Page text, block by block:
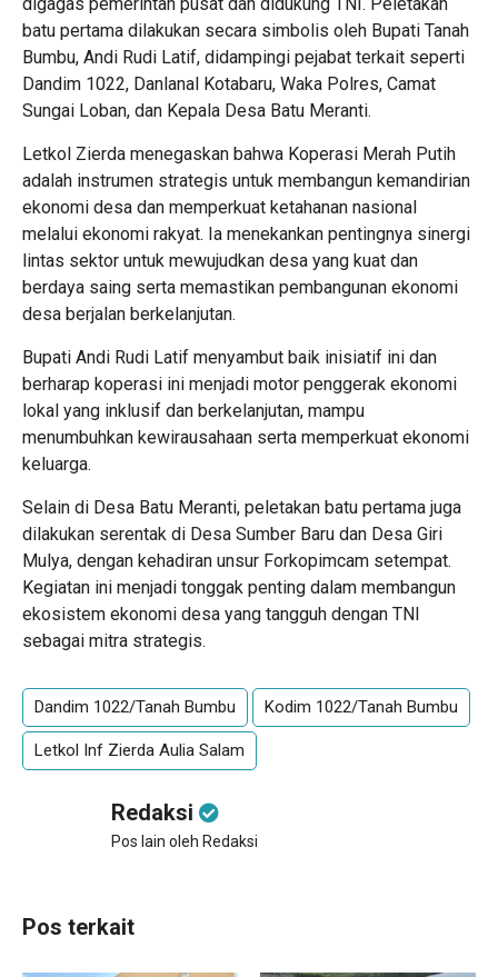
digagas pemerintah pusat dan didukung TNI. Peletakan
batu pertama dilakukan secara simbolis oleh Bupati Tanah
Bumbu, Andi Rudi Latif, didampingi pejabat terkait seperti
Dandim 1022, Danlanal Kotabaru, Waka Polres, Camat
Sungai Loban, dan Kepala Desa Batu Meranti.
Letkol Zierda menegaskan bahwa Koperasi Merah Putih
adalah instrumen strategis untuk membangun kemandirian
ekonomi desa dan memperkuat ketahanan nasional
melalui ekonomi rakyat. Ia menekankan pentingnya sinergi
lintas sektor untuk mewujudkan desa yang kuat dan
berdaya saing serta memastikan pembangunan ekonomi
desa berjalan berkelanjutan.
Bupati Andi Rudi Latif menyambut baik inisiatif ini dan
berharap koperasi ini menjadi motor penggerak ekonomi
lokal yang inklusif dan berkelanjutan, mampu
menumbuhkan kewirausahaan serta memperkuat ekonomi
keluarga.
Selain di Desa Batu Meranti, peletakan batu pertama juga
dilakukan serentak di Desa Sumber Baru dan Desa Giri
Mulya, dengan kehadiran unsur Forkopimcam setempat.
Kegiatan ini menjadi tonggak penting dalam membangun
ekosistem ekonomi desa yang tangguh dengan TNI
sebagai mitra strategis.
Dandim 1022/Tanah Bumbu Kodim 1022/Tanah Bumbu
Letkol Inf Zierda Aulia Salam
Redaksi
Pos lain oleh Redaksi
Pos terkait